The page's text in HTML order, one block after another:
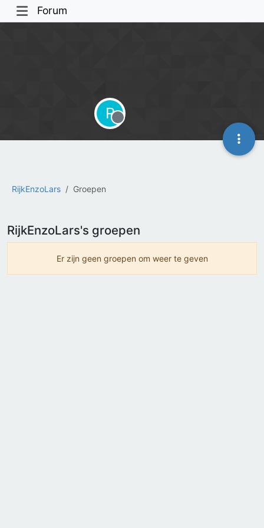
Forum
RijkEnzoLars Groepen
R
Offline
RijkEnzoLars's groepen
Er zijn geen groepen om weer te geven